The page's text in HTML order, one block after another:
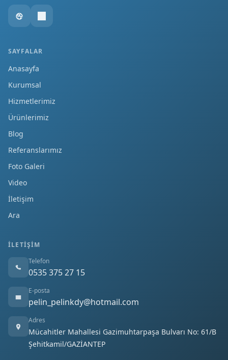
SAYFALAR
Anasayfa
Kurumsal
Hizmetlerimiz
Ürünlerimiz
Blog
Referanslarımız
Foto Galeri
Video
İletişim
Ara
İLETIŞIM
Telefon
0535 375 27 15
E-posta
pelin_pelinkdy@hotmail.com
Adres
Mücahitler Mahallesi Gazimuhtarpaşa Bulvarı No: 61/B
Şehitkamil/GAZİANTEP